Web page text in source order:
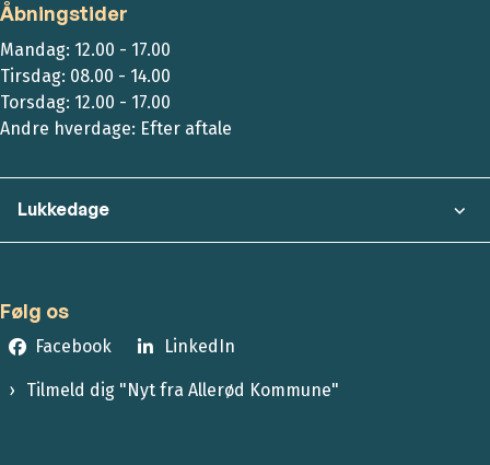
Åbningstider
Mandag: 12.00 - 17.00
Tirsdag: 08.00 - 14.00
Torsdag: 12.00 - 17.00
Andre hverdage: Efter aftale
Lukkedage
Følg os
Facebook LinkedIn
Tilmeld dig "Nyt fra Allerød Kommune"